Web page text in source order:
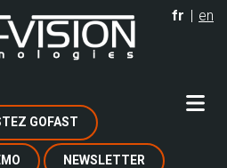
fr en
GOFAST
NEWSLETTER